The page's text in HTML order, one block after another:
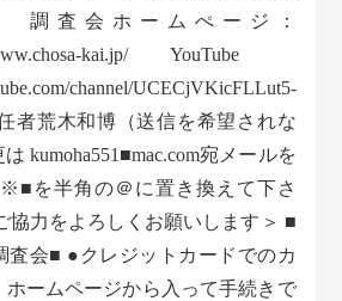
調査会ホームぺージ：
kai.jp/ YouTube
channel/UCECjVKicFLLut5-
者荒木和博（送信を希望されな
kumoha551■mac.com宛メールを
を半角の＠に置き換えて下さ
協力をよろしくお願いします＞ ■
査会■ ●クレジットカードでのカ
ホームページから入って手続きで